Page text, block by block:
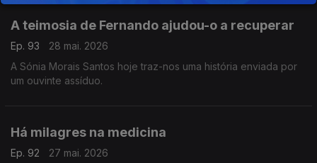
A teimosia de Fernando ajudou-o a recuperar
Ep. 93
28 mai. 2026
A Sónia Morais Santos hoje traz-nos uma história enviada por
um ouvinte assíduo.
Há milagres na medicina
Ep. 92
27 mai. 2026